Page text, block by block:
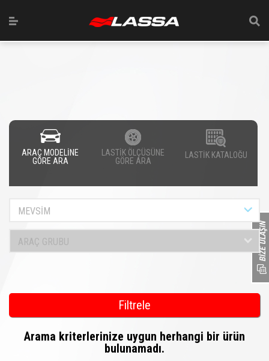
ARAÇ MODELİNE
GÖRE ARA
LASTİK ÖLÇÜSÜNE
GÖRE ARA
LASTİK KATALOĞU
MEVSİM
ARAÇ GRUBU
Filtrele
Arama kriterlerinize uygun herhangi bir ürün
bulunamadı.